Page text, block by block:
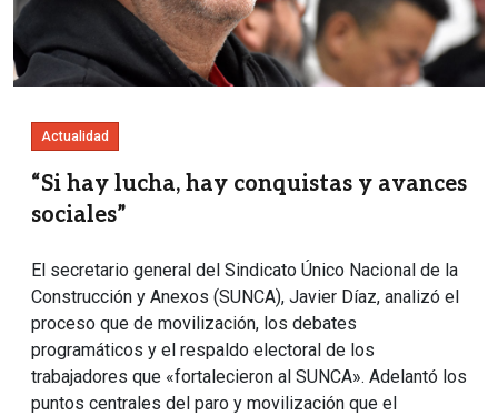
Actualidad
“Si hay lucha, hay conquistas y avances
sociales”
El secretario general del Sindicato Único Nacional de la
Construcción y Anexos (SUNCA), Javier Díaz, analizó el
proceso que de movilización, los debates
programáticos y el respaldo electoral de los
trabajadores que «fortalecieron al SUNCA». Adelantó los
puntos centrales del paro y movilización que el